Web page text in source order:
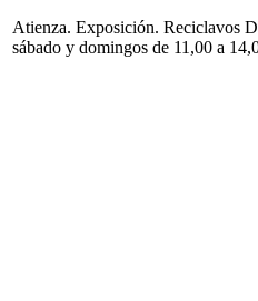
Atienza. Exposición. Reciclavos
sábado y domingos de 11,00 a